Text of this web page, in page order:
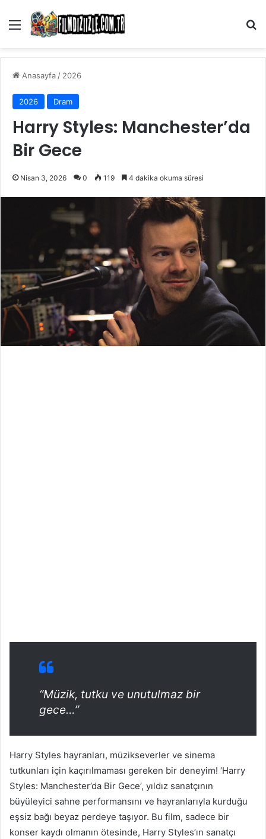
Menü
Anasayfa/ 2026
2026 Dram
Harry Styles: Manchester’da
Bir Gece
Nisan 3, 2026 0 119 4 dakika okuma süresi
“Müzik, tutku ve unutulmaz bir
gece…”
Harry Styles hayranları, müzikseverler ve sinema
tutkunları için kaçırılmaması gereken bir deneyim! ‘Harry
Styles: Manchester’da Bir Gece’, yıldız sanatçının
büyüleyici sahne performansını ve hayranlarıyla kurduğu
eşsiz bağı beyaz perdeye taşıyor. Bu film, sadece bir
konser kaydı olmanın ötesinde, Harry Styles’ın sanatçı